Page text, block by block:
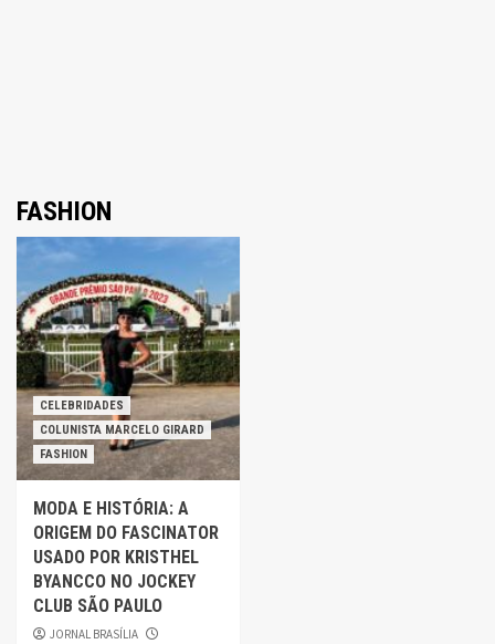
FASHION
CELEBRIDADES
COLUNISTA MARCELO GIRARD
FASHION
MODA E HISTÓRIA: A
ORIGEM DO FASCINATOR
USADO POR KRISTHEL
BYANCCO NO JOCKEY
CLUB SÃO PAULO
JORNAL BRASÍLIA